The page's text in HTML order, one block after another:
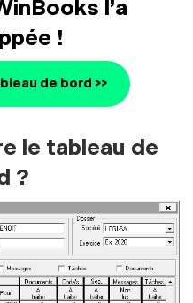
l’a
!
de bord >>
le tableau de
?